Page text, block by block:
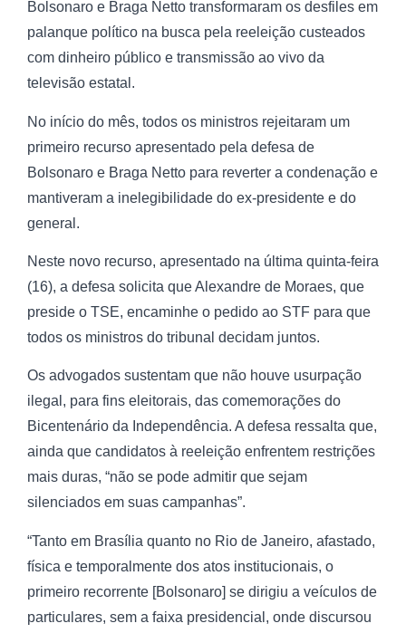
Bolsonaro e Braga Netto transformaram os desfiles em
palanque político na busca pela reeleição custeados
com dinheiro público e transmissão ao vivo da
televisão estatal.
No início do mês, todos os ministros rejeitaram um
primeiro recurso apresentado pela defesa de
Bolsonaro e Braga Netto para reverter a condenação e
mantiveram a inelegibilidade do ex-presidente e do
general.
Neste novo recurso, apresentado na última quinta-feira
(16), a defesa solicita que Alexandre de Moraes, que
preside o TSE, encaminhe o pedido ao STF para que
todos os ministros do tribunal decidam juntos.
Os advogados sustentam que não houve usurpação
ilegal, para fins eleitorais, das comemorações do
Bicentenário da Independência. A defesa ressalta que,
ainda que candidatos à reeleição enfrentem restrições
mais duras, “não se pode admitir que sejam
silenciados em suas campanhas”.
“Tanto em Brasília quanto no Rio de Janeiro, afastado,
física e temporalmente dos atos institucionais, o
primeiro recorrente [Bolsonaro] se dirigiu a veículos de
particulares, sem a faixa presidencial, onde discursou